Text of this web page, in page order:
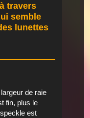
travers
semble
lunettes
de raie
fin, plus le
est